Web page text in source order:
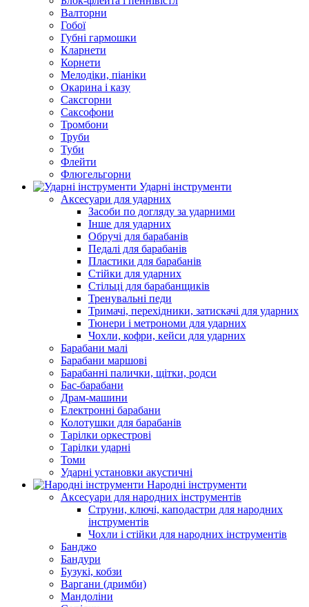
Валторни
Гобої
Губні гармошки
Кларнети
Корнети
Мелодіки, піаніки
Окарина і казу
Саксгорни
Саксофони
Тромбони
Труби
Туби
Флейти
Флюгельгорни
Ударні інструменти
Аксесуари для ударних
Засоби по догляду за ударними
Інше для ударних
Обручі для барабанів
Педалі для барабанів
Пластики для барабанів
Стійки для ударних
Стільці для барабанщиків
Тренувальні педи
Тримачі, перехідники, затискачі для ударних
Тюнери і метрономи для ударних
Чохли, кофри, кейси для ударних
Барабани малі
Барабани маршові
Барабанні палички, щітки, родси
Бас-барабани
Драм-машини
Електронні барабани
Колотушки для барабанів
Тарілки оркестрові
Тарілки ударні
Томи
Ударні установки акустичні
Народні інструменти
Аксесуари для народних інструментів
Струни, ключі, каподастри для народних
інструментів
Чохли і стійки для народних інструментів
Банджо
Бандури
Бузукі, кобзи
Варгани (дримби)
Мандоліни